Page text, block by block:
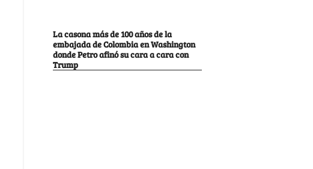
La casona más de 100 años de la
embajada de Colombia en Washington
donde Petro afinó su cara a cara con
Trump